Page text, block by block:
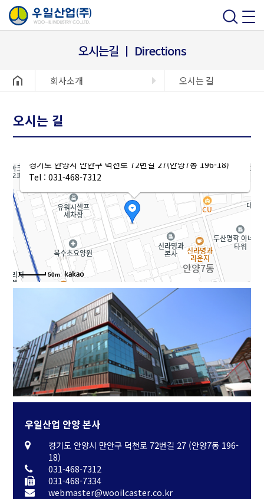
오시는길 ㅣ Directions
헤더설정 회사소개 오시는 길
오시는 길
경기도 안양시 만안구 덕천로 72번길 27(안양7동 196-18)
Tel : 031-468-7312
50m
우일산업 안양 본사
경기도 안양시 만안구 덕천로 72번길 27 (안양7동 196-
18)
031-468-7312
031-468-7334
webmaster@wooilcaster.co.kr